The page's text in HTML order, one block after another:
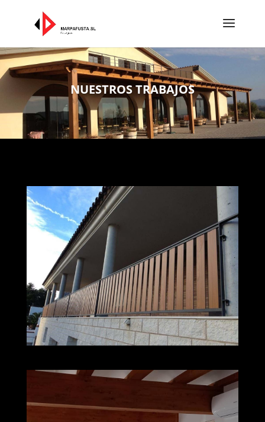
NUESTROS TRABAJOS